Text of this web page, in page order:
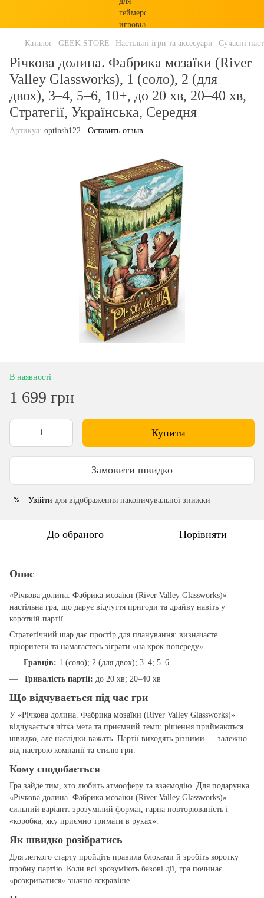
Каталог GEEK STORE Настільні ігри та аксесуари Сучасні
Річкова долина. Фабрика мозаїки (River
Valley Glassworks), 1 (соло), 2 (для
двох), 3–4, 5–6, 10+, до 20 хв, 20–40 хв,
Стратегії, Українська, Середня
Артикул: optinsh122 Оставить отзыв
В наявності
1 699 грн
Купити
Замовити швидко
% Увійти для відображення накопичувальної знижки
До обраного Порівняти
Опис
«Річкова долина. Фабрика мозаїки (River Valley Glassworks)» —
настільна гра, що дарує відчуття пригоди та драйву навіть у
короткій партії.
Стратегічний шар дає простір для планування: визначаєте
пріоритети та намагаєтесь зіграти «на крок попереду».
Гравців: 1 (соло); 2 (для двох); 3–4; 5–6
Тривалість партії: до 20 хв; 20–40 хв
Що відчувається під час гри
У «Річкова долина. Фабрика мозаїки (River Valley Glassworks)»
відчувається чітка мета та приємний темп: рішення приймаються
швидко, але наслідки важать. Партії виходять різними — залежно
від настрою компанії та стилю гри.
Кому сподобається
Гра зайде тим, хто любить атмосферу та взаємодію. Для подарунка
«Річкова долина. Фабрика мозаїки (River Valley Glassworks)» —
сильний варіант: зрозумілий формат, гарна повторюваність і
«коробка, яку приємно тримати в руках».
Як швидко розібратись
Для легкого старту пройдіть правила блоками й зробіть коротку
пробну партію. Коли всі зрозуміють базові дії, гра починає
«розкриватися» значно яскравіше.